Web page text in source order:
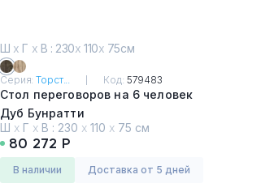
Ш х Г х В : 230х 110х 75см
Серия:Торст... Код: 579483
Стол переговоров на 6 человек
Дуб Бунратти
Ш х Г х В : 230 х 110 х 75 см
80 272 Р
в наличии Доставка от 5 дней